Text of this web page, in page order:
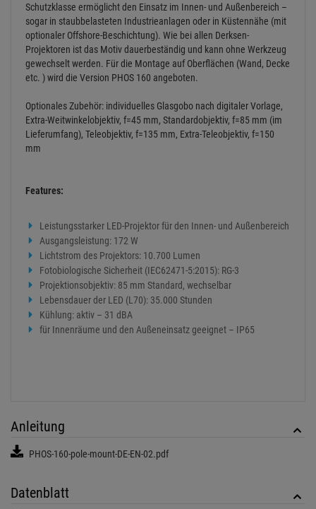
Schutzklasse ermöglicht den Einsatz im Innen- und Außenbereich –
sogar in staubbelasteten Industrieanlagen oder in Küstennähe (mit
optionaler Offshore-Beschichtung). Wie bei allen Derksen-
Projektoren ist das Motiv dauerbeständig und kann ohne Werkzeug
gewechselt werden. Für die Montage auf Oberflächen (Wand, Decke
etc. ) wird die Version PHOS 160 angeboten.
Optionales Zubehör: individuelles Glasgobo nach digitaler Vorlage,
Extra-Weitwinkelobjektiv, f=45 mm, Standardobjektiv, f=85 mm (im
Lieferumfang), Teleobjektiv, f=135 mm, Extra-Teleobjektiv, f=150
mm
Features:
Leistungsstarker LED-Projektor für den Innen- und Außenbereich
Ausgangsleistung: 172 W
Lichtstrom des Projektors: 10.700 Lumen
Fotobiologische Sicherheit (IEC62471-5:2015): RG-3
Projektionsobjektiv: 85 mm Standard, wechselbar
Lebensdauer der LED (L70): 35.000 Stunden
Kühlung: aktiv – 31 dBA
für Innenräume und den Außeneinsatz geeignet – IP65
Anleitung
PHOS-160-pole-mount-DE-EN-02.pdf
Datenblatt